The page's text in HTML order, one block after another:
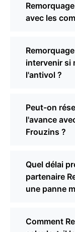
avec les
intervenir si
l'antivol ?
Peut-on
l'avance
Frouzins ?
Quel délai
partenaire
une panne
Comment